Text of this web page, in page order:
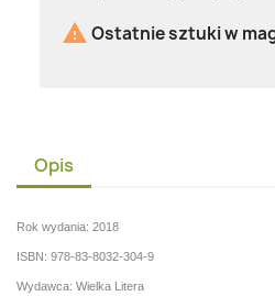
 Ostatnie sztuki w
Opis
Rok wydania: 2018
ISBN: 978-83-8032-304-9
Wydawca: Wielka Litera